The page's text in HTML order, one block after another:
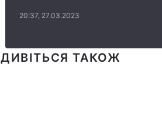
20:37, 27.03.2023
ДИВІТЬСЯ ТАКОЖ